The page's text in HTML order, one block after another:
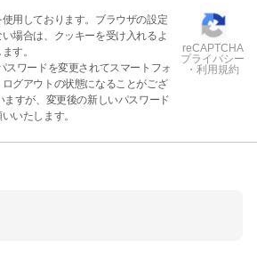
用しております。ブラウザの設定
場合は、クッキーを受け入れるよ
す。
ワードを変更されてスマートフォ
グアウトの状態になることがござ
ますが、変更後の新しいパスワード
いたします。
reCAPTCHA
プライバシー
・利用規約